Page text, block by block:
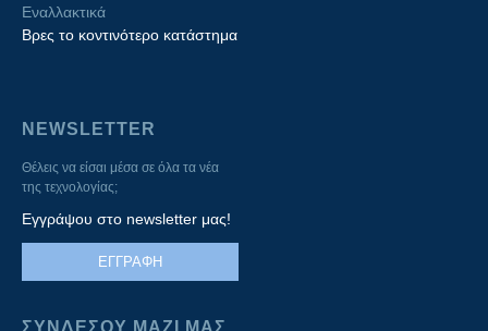
Εναλλακτικά
Βρες το κοντινότερο κατάστημα
NEWSLETTER
Θέλεις να είσαι μέσα σε όλα τα νέα
της τεχνολογίας;
Εγγράψου στο newsletter μας!
ΕΓΓΡΑΦΗ
ΣΥΝΔΕΣΟΥ ΜΑΖΙ ΜΑΣ